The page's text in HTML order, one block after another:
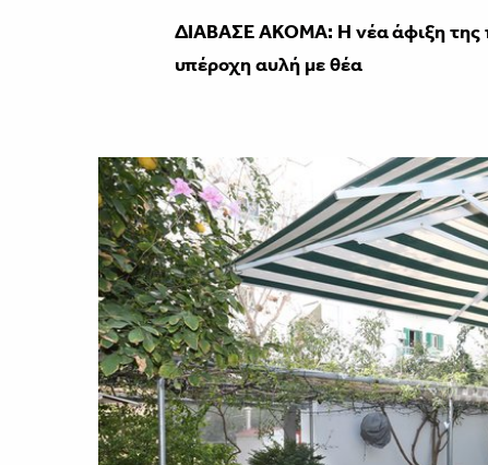
ΔΙΑΒΑΣΕ ΑΚΟΜΑ: Η νέα άφιξη της
υπέροχη αυλή με θέα